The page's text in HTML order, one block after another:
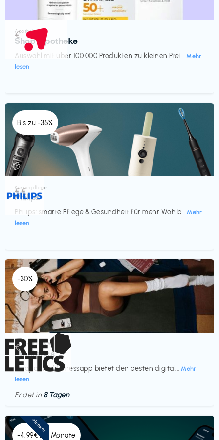
Apotheke
Shop Apotheke
Auswahl mit über 100.000 Produkten zu kleinen Prei... Mehr
lesen
€‎
Bis zu -35%
Körperpflege
Philips
Philips: smarte Pflege & Gesundheit für mehr Wohlb... Mehr
lesen
€€‎
-30%
Gesundheit & Wellness
Freeletics
Europas Nr. 1 Fitnessapp bietet den besten digital... Mehr
lesen
€‎
Endet in 8 Tagen
-4,99€ x 6 Monate
Pioneer